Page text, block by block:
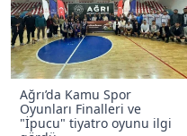
Ağrı’da Kamu Spor
Oyunları Finalleri ve
"İpucu" tiyatro oyunu ilgi